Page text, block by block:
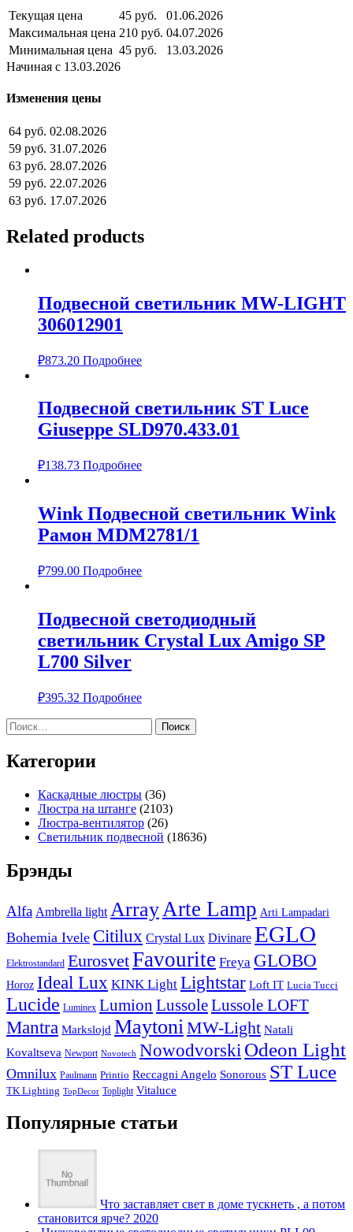
Текущая цена 45 руб.
01.06.2026
Максимальная цена 210 руб. 04.07.2026
Минимальная цена 45 руб.
13.03.2026
Начиная с 13.03.2026
Изменения цены
64 руб. 02.08.2026
59 руб. 31.07.2026
63 руб. 28.07.2026
59 руб. 22.07.2026
63 руб. 17.07.2026
Related products
Подвесной светильник MW-LIGHT
306012901
₽873.20 Подробнее
Подвесной светильник ST Luce
Giuseppe SLD970.433.01
₽138.73 Подробнее
Wink Подвесной светильник Wink
Рамон MDM2781/1
₽799.00 Подробнее
Подвесной светодиодный
светильник Crystal Lux Amigo SP
L700 Silver
₽395.32 Подробнее
Найти:
Категории
Каскадные люстры (36)
Люстра на штанге (2103)
Люстра-вентилятор (26)
Светильник подвесной (18636)
Брэнды
Alfa Ambrella light Array Arte Lamp Arti Lampadari
Bohemia Ivele Citilux Crystal Lux Divinare EGLO
Elektrostandard EurosvetFavourite Freya GLOBO
Horoz Ideal Lux KINK Light Lightstar Loft IT Lucia Tucci
Lucide Luminex Lumion LussoleLussole LOFT
Mantra Markslojd Maytoni MW-Light Natali
Kovaltseva Newport Novotech Nowodvorski Odeon Light
Omnilux Paulmann Printio Reccagni Angelo Sonorous ST Luce
TK Lighting TopDecor Toplight Vitaluce
Популярные статьи
Что заставляет свет в доме тускнеть , а потом
становится ярче? 2020